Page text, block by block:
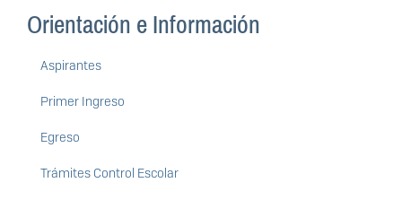
Orientación e Información
Aspirantes
Primer Ingreso
Egreso
Trámites Control Escolar